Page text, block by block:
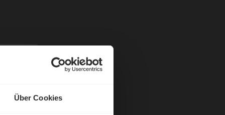
Über Cookies